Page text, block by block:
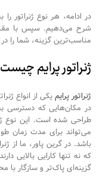
در ادامه، هر نوع ژنراتور
شرح می‌دهیم. سپس با
مناسب‌ترین گزینه، شما را
ژنراتور پرایم
ژنراتور پرایمیکی از انواع
در مکان‌هایی که دسترسی
طراحی شده است. این نوع
می‌تواند برای مدت زمان
باشد. در گرین پاور، ما از
که نه تنها کارایی بالایی
گزینه‌ای پاک‌تر و سازگار